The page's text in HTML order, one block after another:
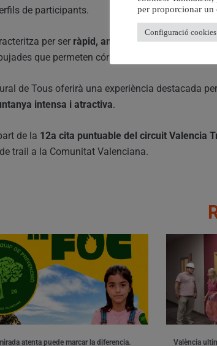
de participants.
per ser ràpid, amb sendes molt
que permeten córrer i baixades àgils que
de Tous oferirà una experiència destacada
intensa i atractiva.
de la 12a cita puntuable del circuit Valencia
trail a la Comunitat Valenciana.
atenta puede marcar la diferencia.
València
per proporcionar un
Configuració cookies